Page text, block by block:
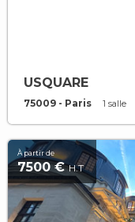
USQUARE
75009 - Paris 1 salle
À partir de
7500 €H.T